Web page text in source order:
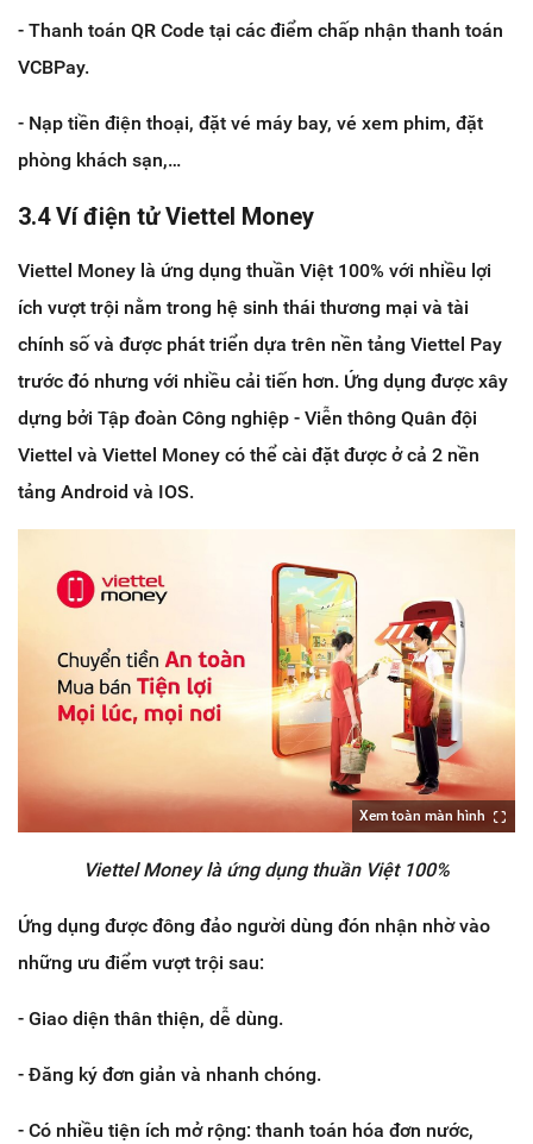
- Thanh toán QR Code tại các điểm chấp nhận thanh toán
VCBPay.
- Nạp tiền điện thoại, đặt vé máy bay, vé xem phim, đặt
phòng khách sạn,…
3.4 Ví điện tử Viettel Money
Viettel Money là ứng dụng thuần Việt 100% với nhiều lợi
ích vượt trội nằm trong hệ sinh thái thương mại và tài
chính số và được phát triển dựa trên nền tảng Viettel Pay
trước đó nhưng với nhiều cải tiến hơn. Ứng dụng được xây
dựng bởi Tập đoàn Công nghiệp - Viễn thông Quân đội
Viettel và Viettel Money có thể cài đặt được ở cả 2 nền
tảng Android và IOS.
Xem toàn màn hình
Viettel Money là ứng dụng thuần Việt 100%
Ứng dụng được đông đảo người dùng đón nhận nhờ vào
những ưu điểm vượt trội sau:
- Giao diện thân thiện, dễ dùng.
- Đăng ký đơn giản và nhanh chóng.
- Có nhiều tiện ích mở rộng: thanh toán hóa đơn nước,